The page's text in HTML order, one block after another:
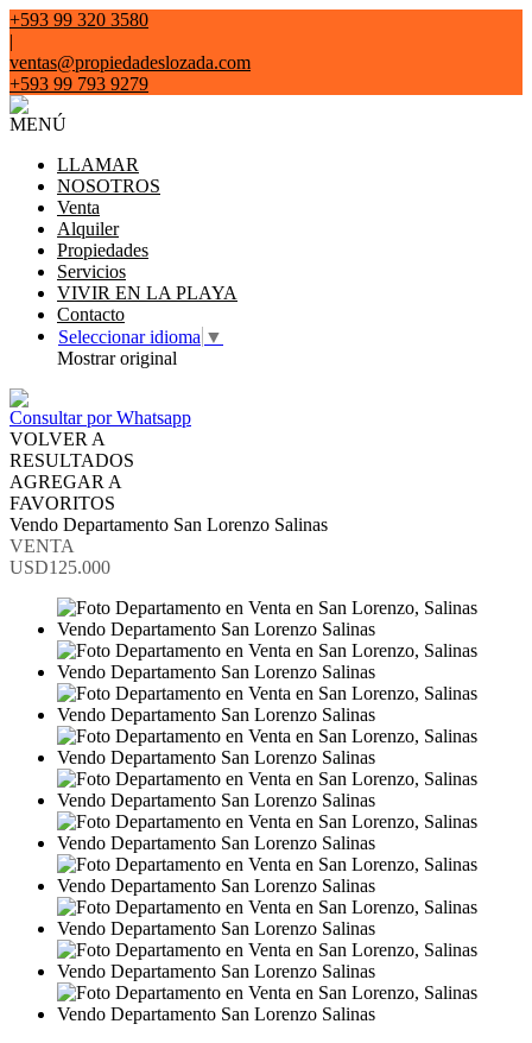
+593 99 320 3580
|
ventas@propiedadeslozada.com
+593 99 793 9279
MENÚ
LLAMAR
NOSOTROS
Venta
Alquiler
Propiedades
Servicios
VIVIR EN LA PLAYA
Contacto
Seleccionar idioma ▼
Mostrar original
Consultar por Whatsapp
VOLVER A
RESULTADOS
AGREGAR A
FAVORITOS
Vendo Departamento San Lorenzo Salinas
VENTA
USD125.000